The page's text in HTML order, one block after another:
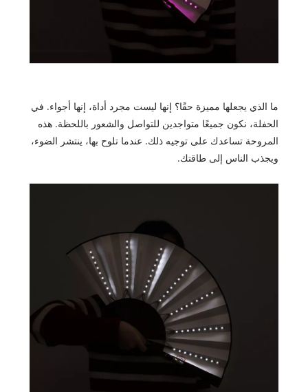
ما الذي يجعلها مميزة حقًا؟ إنها ليست مجرد أداة، إنها أجواء. في
الحفلة، نكون جميعًا متواجدين للتواصل والشعور باللحظة. هذه
المروحة تساعدك على توجيه ذلك. عندما تلوح بها، ينتشر الضوء،
ويجذب الناس إلى طاقتك.